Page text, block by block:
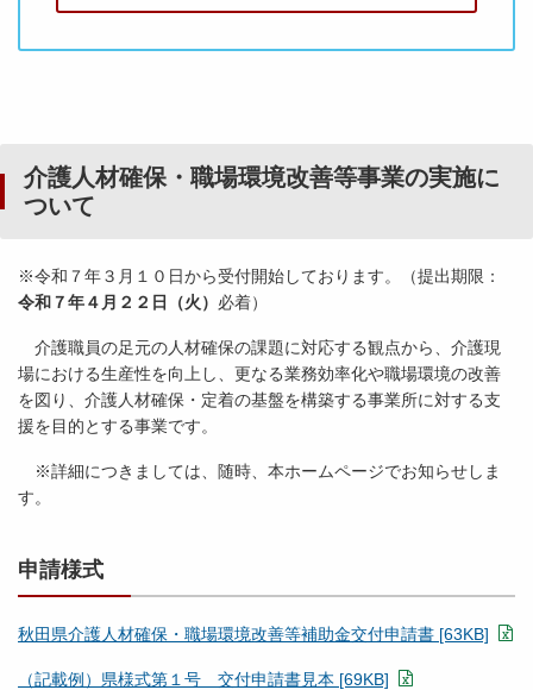
介護人材確保・職場環境改善等事業の実施に
ついて
※令和７年３月１０日から受付開始しております。（提出期限：
令和７年４月２２日（火） 必着）
介護職員の足元の人材確保の課題に対応する観点から、介護現
場における生産性を向上し、更なる業務効率化や職場環境の改善
を図り、介護人材確保・定着の基盤を構築する事業所に対する支
援を目的とする事業です。
※詳細につきましては、随時、本ホームページでお知らせしま
す。
申請様式
秋田県介護人材確保・職場環境改善等補助金交付申請書 [63KB]
（記載例）県様式第１号 交付申請書見本 [69KB]